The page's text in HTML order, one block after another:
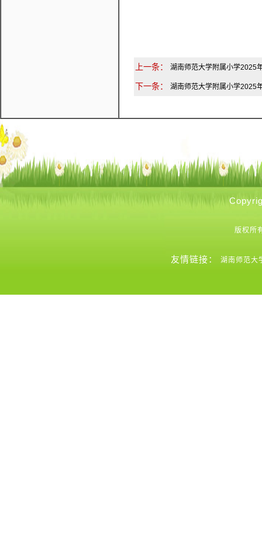
上一条： 湖南师范大学附属小学2025
下一条： 湖南师范大学附属小学2025
版权所
友情链接： 湖南师范大